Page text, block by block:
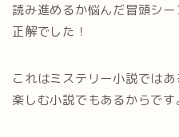
読み進めるか悩んだ冒頭シ
正解でした！
これはミステリー小説では
楽しむ小説でもあるからです